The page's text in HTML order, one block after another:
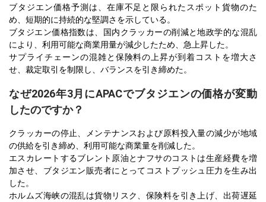
ブタジエン価格予測は、在庫不足と限られたスポット貨物のた
め、短期的に持続的な堅調さを示している。
ブタジエン価格指数は、国内クラッカーの削減と地政学的な混乱
により、利用可能な商業用量が減少したため、急上昇した。
サプライチェーンの混雑と保険料の上昇が到着コストを増大さ
せ、裁定取引を制限し、バランスを引き締めた。
なぜ2026年3月にAPACでブタジエンの価格が変動
したのですか？
クラッカーの停止、メンテナンスおよび原料投入量の減少が地域
の供給を引き締め、利用可能な商業量を削減した。
エスカレートするブレント原油とナフサのコストは生産経費を増
加させ、ブタジエン販売者にとってコストプッシュ圧力を生み出
した。
ホルムズ海峡の混乱は貨物リスク、保険料を引き上げ、出荷遅延